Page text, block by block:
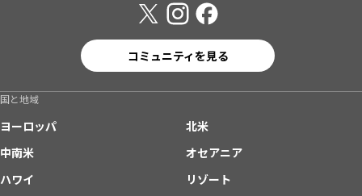
コミュニティを見る
国と地域
ヨーロッパ
北米
中南米
オセアニア
ハワイ
リゾート